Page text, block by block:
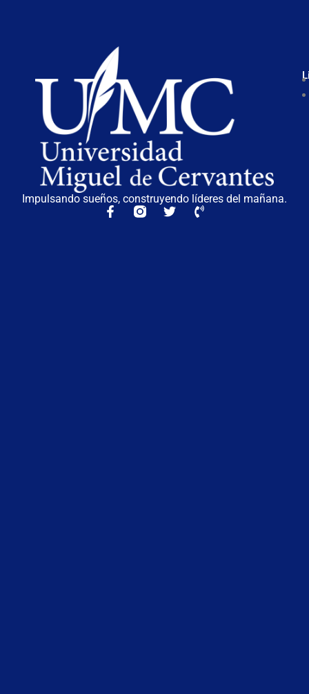
Impulsando sueños, construyendo líderes del mañana.